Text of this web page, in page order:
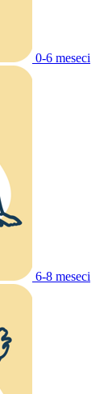
0-6 meseci
6-8 meseci